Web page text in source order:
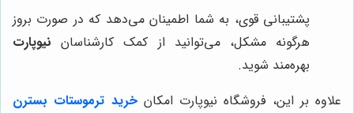
پشتیبانی قوی، به شما اطمینان می‌دهد که در صورت بروز
هرگونه مشکل، می‌توانید از کمک کارشناسان نیوپارت
بهره‌مند شوید.
علاوه بر این، فروشگاه نیوپارت امکانخرید ترموستات بسترن